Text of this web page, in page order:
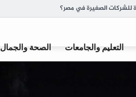
التعليم والجامعات الصحة والجمال